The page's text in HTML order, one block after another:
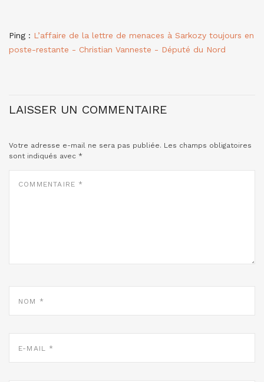
Ping : L’affaire de la lettre de menaces à Sarkozy toujours en
poste-restante - Christian Vanneste - Député du Nord
LAISSER UN COMMENTAIRE
Votre adresse e-mail ne sera pas publiée. Les champs obligatoires
sont indiqués avec *
MAIL